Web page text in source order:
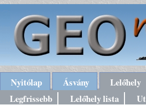
Nyitólap Ásvány Lelőhely
Legfrissebb
Lelőhely lista